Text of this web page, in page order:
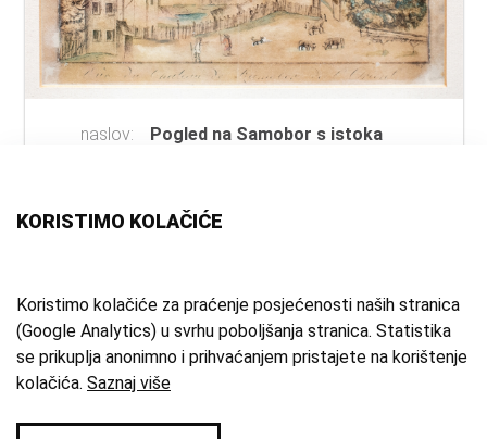
naslov:
Pogled na Samobor s istoka
građe:
vrijeme
izrade:
početak 19. st.
zbirka: Umjetnička zbirka
KORISTIMO KOLAČIĆE
Koristimo kolačiće za praćenje posjećenosti naših stranica
(Google Analytics) u svrhu poboljšanja stranica. Statistika
se prikuplja anonimno i prihvaćanjem pristajete na korištenje
kolačića. Saznaj više